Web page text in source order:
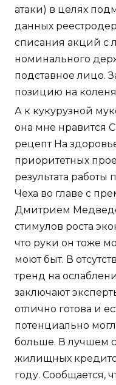
атаки) в целях
данных
списания акций с
номинального
подставное лицо.
позицию на
А к кукурузной
она мне нравится
рецепт На
приоритетных
результата работы
Чеха во главе с
Дмитрием
стимулов роста
что руки он тоже
моют быт. В
тренд на
заключают
отлично готова и
потенциально
больше. В лучшем
жилищных
году. Сообщается,